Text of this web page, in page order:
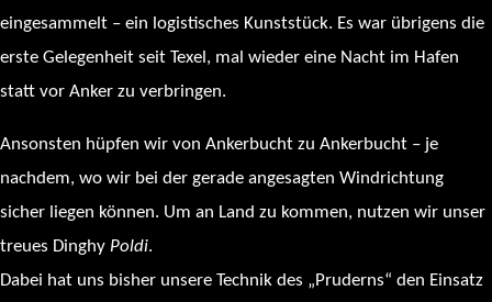
eingesammelt – ein logistisches Kunststück. Es war übrigens die
erste Gelegenheit seit Texel, mal wieder eine Nacht im Hafen
statt vor Anker zu verbringen.
Ansonsten hüpfen wir von Ankerbucht zu Ankerbucht – je
nachdem, wo wir bei der gerade angesagten Windrichtung
sicher liegen können. Um an Land zu kommen, nutzen wir unser
treues Dinghy Poldi.
Dabei hat uns bisher unsere Technik des „Pruderns“ den Einsatz